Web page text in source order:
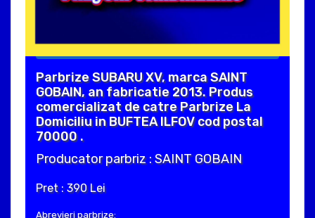
Parbrize SUBARU XV, marca SAINT
GOBAIN, an fabricatie 2013. Produs
comercializat de catre Parbrize La
Domiciliu in BUFTEA ILFOV cod postal
70000 .
Producator parbriz : SAINT GOBAIN
Pret : 390 Lei
Abrevieri parbrize: